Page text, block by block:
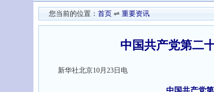
您当前的位置： 首页 ⇌ 重要资讯
中国共产党第二
新华社北京10月23日电
中国共产党